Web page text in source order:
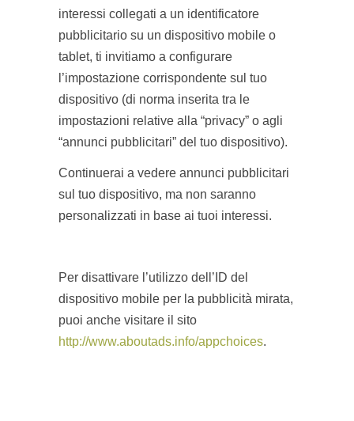
interessi collegati a un identificatore
pubblicitario su un dispositivo mobile o
tablet, ti invitiamo a configurare
l’impostazione corrispondente sul tuo
dispositivo (di norma inserita tra le
impostazioni relative alla “privacy” o agli
“annunci pubblicitari” del tuo dispositivo).
Continuerai a vedere annunci pubblicitari
sul tuo dispositivo, ma non saranno
personalizzati in base ai tuoi interessi.
Per disattivare l’utilizzo dell’ID del
dispositivo mobile per la pubblicità mirata,
puoi anche visitare il sito
http://www.aboutads.info/appchoices.